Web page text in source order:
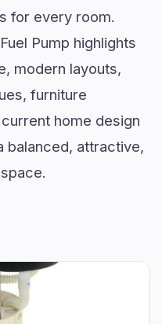
for every room.
Pump highlights
modern layouts,
furniture
home design
balanced, attractive,